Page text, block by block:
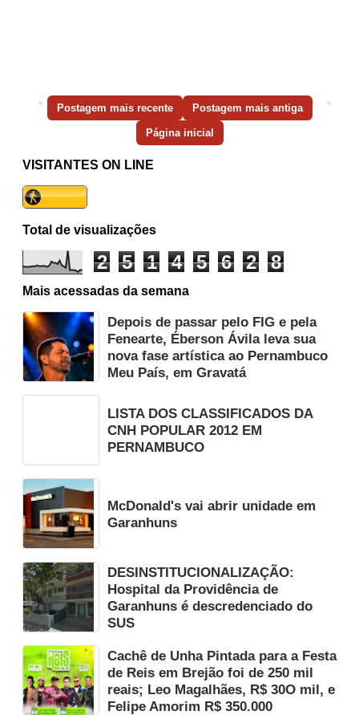
Postagem mais recente Postagem mais antiga
Página inicial
VISITANTES ON LINE
Total de visualizações
2 5 1 4 5 6 2 8
Mais acessadas da semana
Depois de passar pelo FIG e pela
Fenearte, Éberson Ávila leva sua
nova fase artística ao Pernambuco
Meu País, em Gravatá
LISTA DOS CLASSIFICADOS DA
CNH POPULAR 2012 EM
PERNAMBUCO
McDonald's vai abrir unidade em
Garanhuns
DESINSTITUCIONALIZAÇÃO:
Hospital da Providência de
Garanhuns é descredenciado do
SUS
Cachê de Unha Pintada para a Festa
de Reis em Brejão foi de 250 mil
reais; Leo Magalhães, R$ 30O mil, e
Felipe Amorim R$ 350.000